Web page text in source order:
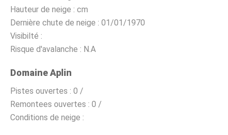
Hauteur de neige : cm
Dernière chute de neige : 01/01/1970
Visibilté :
Risque d'avalanche : N.A
Domaine Aplin
Pistes ouvertes : 0 /
Remontees ouvertes : 0 /
Conditions de neige :